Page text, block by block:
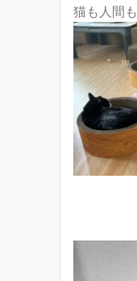
猫も人間も